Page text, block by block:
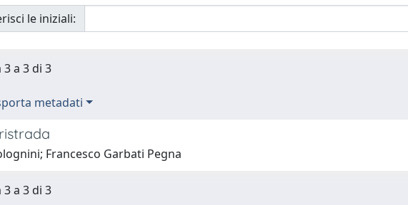
le iniziali:
a 3 di 3
metadati
Francesco Garbati Pegna
a 3 di 3